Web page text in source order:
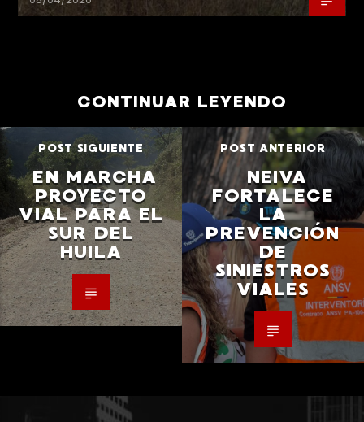
CONTINUAR LEYENDO
POST SIGUIENTE
EN MARCHA
PROYECTO
VIAL PARA EL
SUR DEL
HUILA
POST ANTERIOR
NEIVA
FORTALECE
LA
PREVENCIÓN
DE
SINIESTROS
VIALES